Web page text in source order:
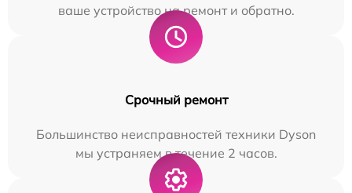
ваше устройство на ремонт и обратно.
Срочный ремонт
Большинство неисправностей техники Dyson
мы устраняем в течение 2 часов.